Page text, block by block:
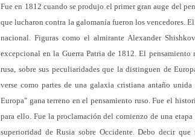
Fue en 1812 cuando se produjo el primer gran auge del
que lucharon contra la galomanía fueron los vencedores.
nacional. Figuras como el almirante Alexander
excepcional en la Guerra Patria de 1812. El
rusa, sobre sus peculiaridades que la distinguen de
verse como partes de una galaxia cristiana antaño
Europa" gana terreno en el pensamiento ruso. Fue el
para ello. Fue la proclamación del comienzo de una
superioridad de Rusia sobre Occidente. Debo decir